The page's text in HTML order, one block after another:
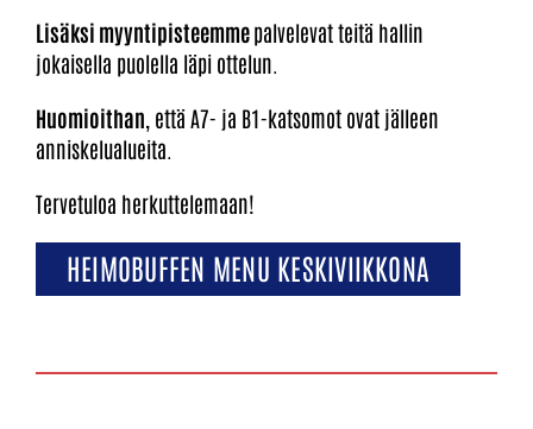
Lisäksi myyntipisteemmepalvelevat teitä hallin
jokaisella puolella läpi ottelun.
Huomioithan , että A7- ja B1-katsomot ovat jälleen
anniskelualueita.
Tervetuloa herkuttelemaan!
HEIMOBUFFEN MENU KESKIVIIKKONA